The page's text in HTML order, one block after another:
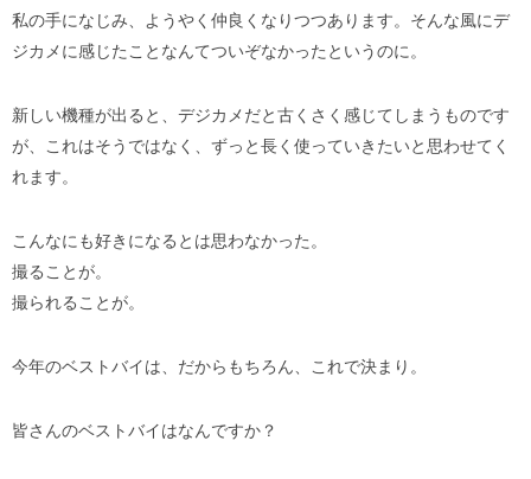
私の手になじみ、ようやく仲良くなりつつあります。そんな風にデ
ジカメに感じたことなんてついぞなかったというのに。
新しい機種が出ると、デジカメだと古くさく感じてしまうものです
が、これはそうではなく、ずっと長く使っていきたいと思わせてく
れます。
こんなにも好きになるとは思わなかった。
撮ることが。
撮られることが。
今年のベストバイは、だからもちろん、これで決まり。
皆さんのベストバイはなんですか？